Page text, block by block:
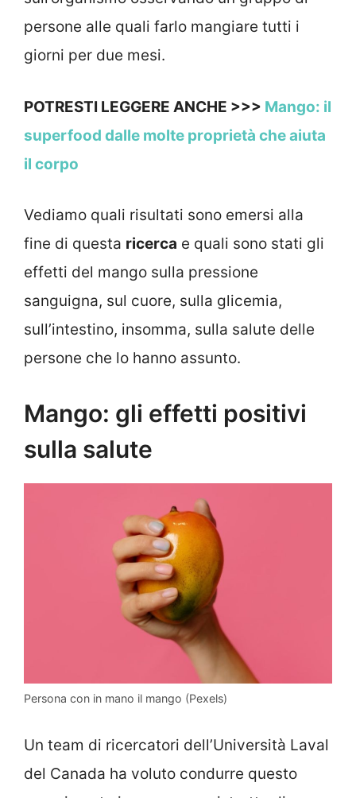
persone alle quali farlo mangiare tutti i
giorni per due mesi.
POTRESTI LEGGERE ANCHE >>> Mango: il
superfood dalle molte proprietà che aiuta
il corpo
Vediamo quali risultati sono emersi alla
fine di questa ricerca e quali sono stati gli
effetti del mango sulla pressione
sanguigna, sul cuore, sulla glicemia,
sull’intestino, insomma, sulla salute delle
persone che lo hanno assunto.
Mango: gli effetti positivi
sulla salute
Persona con in mano il mango (Pexels)
Un team di ricercatori dell’Università Laval
del Canada ha voluto condurre questo